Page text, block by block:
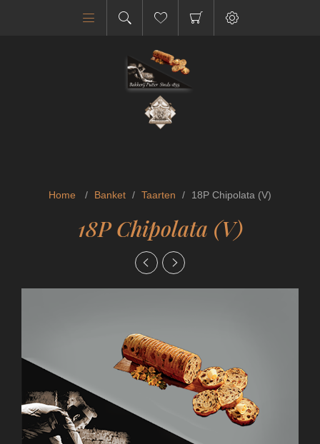
Home / Banket / Taarten / 18P Chipolata (V)
18P Chipolata (V)